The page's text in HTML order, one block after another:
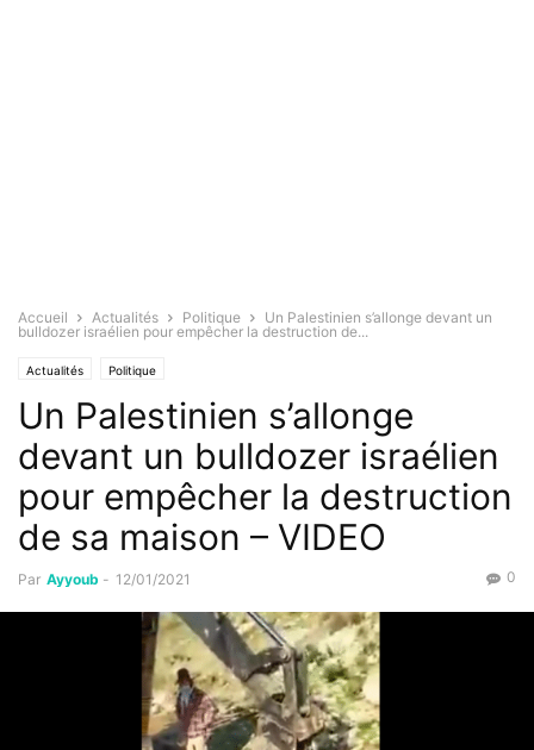
Accueil Actualités Politique
Un Palestinien s’allonge devant un
bulldozer israélien pour empêcher la destruction de...
Actualités Politique
Un Palestinien s’allonge
devant un bulldozer israélien
pour empêcher la destruction
de sa maison – VIDEO
Par Ayyoub - 12/01/2021 0